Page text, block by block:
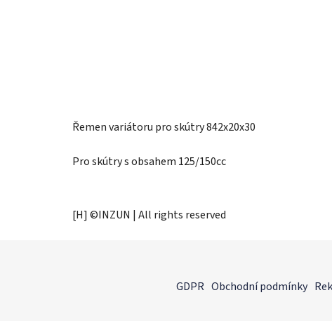
Řemen variátoru pro skútry 842x20x30
Pro skútry s obsahem 125/150cc
[H] ©INZUN | All rights reserved
GDPR Obchodní podmínky